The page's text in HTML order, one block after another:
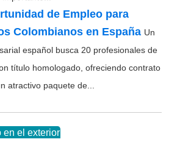
de Empleo para
Colombianos en España Un
español busca 20 profesionales de
título homologado, ofreciendo contrato
atractivo paquete de...
en el exterior